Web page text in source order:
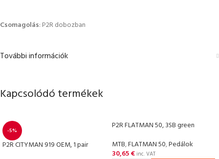
Csomagolás: P2R dobozban
További információk
Kapcsolódó termékek
-5%
P2R CITYMAN 919 OEM, 1 pair
P2R FLATMAN 50, 3SB green
MTB,FLATMAN 50,Pedálok
30,65€ inc. VAT